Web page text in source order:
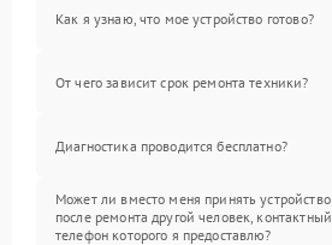
Как я узнаю, что мое устройство готово?
От чего зависит срок ремонта техники?
Диагностика проводится бесплатно?
Может ли вместо меня принять устройство
после ремонта другой человек, контактный
телефон которого я предоставлю?